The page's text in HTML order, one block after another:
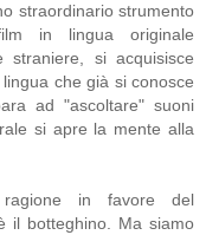
straordinario strumento
in lingua originale
straniere, si acquisisce
che già si conosce
ad "ascoltare" suoni
si apre la mente alla
in favore del
il botteghino. Ma siamo